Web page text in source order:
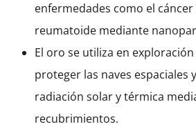
enfermedades como el
reumatoide mediante
El oro se utiliza en
proteger las naves espaciales
radiación solar y térmica
recubrimientos.